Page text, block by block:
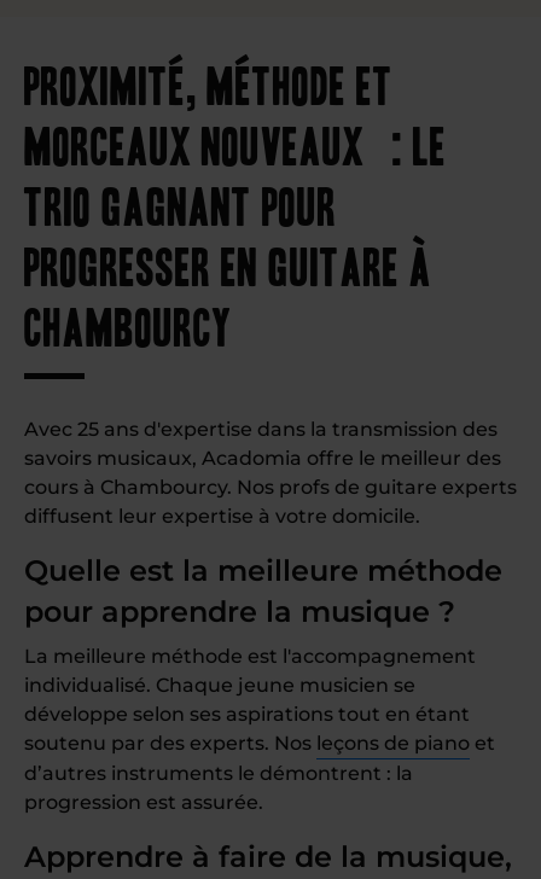
Proximité, méthode et
morceaux nouveaux : le
trio gagnant pour
progresser en guitare à
Chambourcy
Avec 25 ans d'expertise dans la transmission des
savoirs musicaux, Acadomia offre le meilleur des
cours à Chambourcy. Nos profs de guitare experts
diffusent leur expertise à votre domicile.
Quelle est la meilleure méthode
pour apprendre la musique ?
La meilleure méthode est l'accompagnement
individualisé. Chaque jeune musicien se
développe selon ses aspirations tout en étant
soutenu par des experts. Nos leçons de piano et
d’autres instruments le démontrent : la
progression est assurée.
Apprendre à faire de la musique,